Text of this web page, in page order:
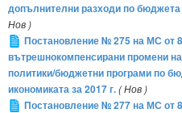
допълнителни разходи по бюджета
Нов )
Постановление № 275 на МС от
вътрешнокомпенсирани промени
политики/бюджетни програми по
икономиката за 2017 г.( Нов )
Постановление № 277 на МС от